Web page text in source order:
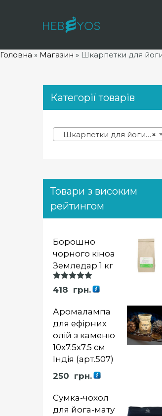
Головна » Магазин » Шкарпетки для
Категорії товарів
×
Шкарпетки для йоги, пілатесу, танців (7)
Товари з високим
рейтингом
Борошно
чорного кіноа
Земледар 1 кг
Оцінка
5.00із 5
418 грн.
Аромалампа
для ефірних
олій з каменю
10х7.5х7.5 см
Індія (арт.507)
250 грн.
Сумка-чохол
для йога-мату